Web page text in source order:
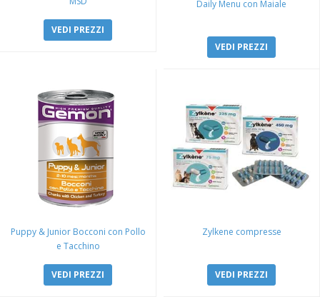
VEDI PREZZI
Daily Menu con Maiale
VEDI PREZZI
Puppy & Junior Bocconi con Pollo
e Tacchino
VEDI PREZZI
Zylkene compresse
VEDI PREZZI